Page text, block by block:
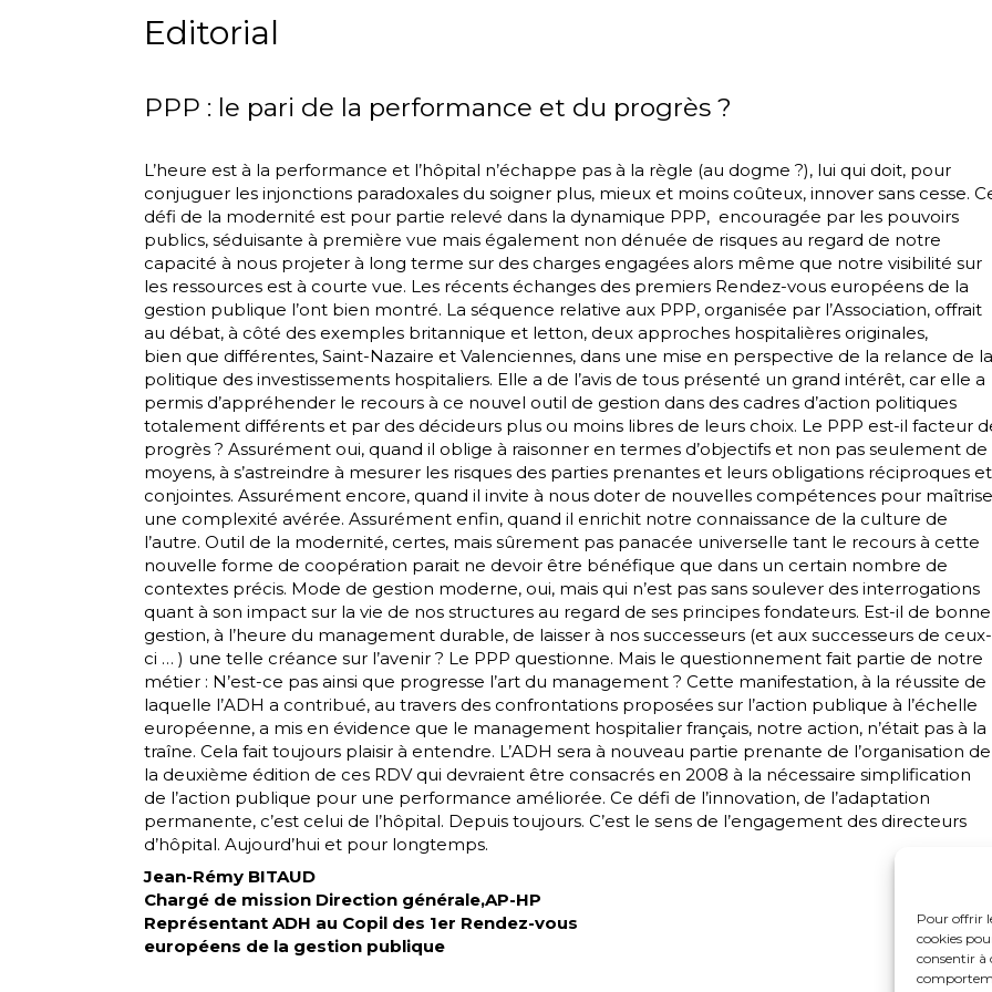
Pour offrir
cookies
consentir à
Editorial
PPP : le pari de la performance et du progrès ?
L’heure est à la performance et l’hôpital n’échappe pas à la règle (au dogme ?), lui qui doit, pour
conjuguer les injonctions paradoxales du soigner plus, mieux et moins coûteux, innover sans cesse.
défi de la modernité est pour partie relevé dans la dynamique PPP, encouragée par les pouvoirs
publics, séduisante à première vue mais également non dénuée de risques au regard de notre
capacité à nous projeter à long terme sur des charges engagées alors même que notre visibilité sur
les ressources est à courte vue. Les récents échanges des premiers Rendez-vous européens de la
gestion publique l’ont bien montré. La séquence relative aux PPP, organisée par l’Association, offrait
au débat, à côté des exemples britannique et letton, deux approches hospitalières originales,
bien que différentes, Saint-Nazaire et Valenciennes, dans une mise en perspective de la relance de la
politique des investissements hospitaliers. Elle a de l’avis de tous présenté un grand intérêt, car elle a
permis d’appréhender le recours à ce nouvel outil de gestion dans des cadres d’action politiques
totalement différents et par des décideurs plus ou moins libres de leurs choix. Le PPP est-il facteur
progrès ? Assurément oui, quand il oblige à raisonner en termes d’objectifs et non pas seulement de
moyens, à s’astreindre à mesurer les risques des parties prenantes et leurs obligations réciproques et
conjointes. Assurément encore, quand il invite à nous doter de nouvelles compétences pour
une complexité avérée. Assurément enfin, quand il enrichit notre connaissance de la culture de
l’autre. Outil de la modernité, certes, mais sûrement pas panacée universelle tant le recours à cette
nouvelle forme de coopération parait ne devoir être bénéfique que dans un certain nombre de
contextes précis. Mode de gestion moderne, oui, mais qui n’est pas sans soulever des interrogations
quant à son impact sur la vie de nos structures au regard de ses principes fondateurs. Est-il de bonne
gestion, à l’heure du management durable, de laisser à nos successeurs (et aux successeurs de ceux-
ci … ) une telle créance sur l’avenir ? Le PPP questionne. Mais le questionnement fait partie de notre
métier : N’est-ce pas ainsi que progresse l’art du management ? Cette manifestation, à la réussite de
laquelle l’ADH a contribué, au travers des confrontations proposées sur l’action publique à l’échelle
européenne, a mis en évidence que le management hospitalier français, notre action, n’était pas à la
traîne. Cela fait toujours plaisir à entendre. L’ADH sera à nouveau partie prenante de l’organisation de
la deuxième édition de ces RDV qui devraient être consacrés en 2008 à la nécessaire simplification
de l’action publique pour une performance améliorée. Ce défi de l’innovation, de l’adaptation
permanente, c’est celui de l’hôpital. Depuis toujours. C’est le sens de l’engagement des directeurs
d’hôpital. Aujourd’hui et pour longtemps.
Jean-Rémy BITAUD
Chargé de mission Direction générale,AP-HP
Représentant ADH au Copil des 1er Rendez-vous
européens de la gestion publique